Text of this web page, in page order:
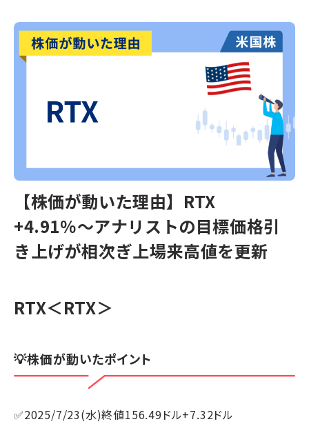
【株価が動いた理由】RTX
+4.91％～アナリストの目標価格引
き上げが相次ぎ上場来高値を更新
RTX＜RTX＞
💡株価が動いたポイント
✅2025/7/23(水)終値156.49ドル+7.32ドル